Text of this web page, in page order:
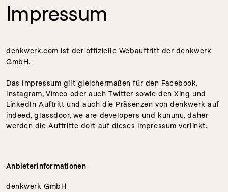
Impressum
denkwerk.com ist der offizielle Webauftritt der denkwerk
GmbH.
Das Impressum gilt gleichermaßen für den Facebook,
Instagram, Vimeo oder auch Twitter sowie den Xing und
LinkedIn Auftritt und auch die Präsenzen von denkwerk auf
indeed, glassdoor, we are developers und kununu, daher
werden die Auftritte dort auf dieses Impressum verlinkt.
Anbieterinformationen
denkwerk GmbH